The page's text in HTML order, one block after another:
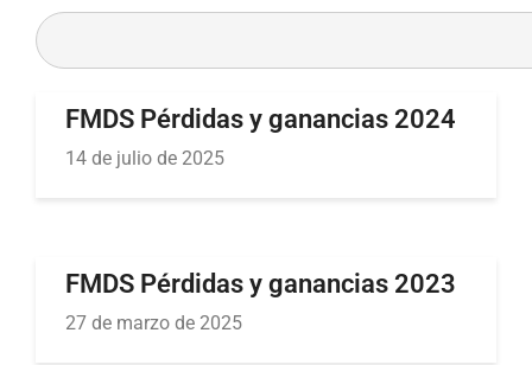
FMDS Pérdidas y ganancias 2024
14 de julio de 2025
FMDS Pérdidas y ganancias 2023
27 de marzo de 2025